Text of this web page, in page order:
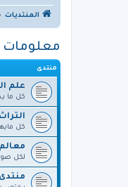
المنتديات
معلومات
منتدى
علم
كل ما
كل
لكل